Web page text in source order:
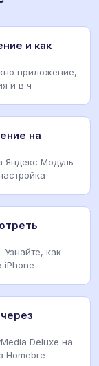
и как
приложение,
и в ч
на
Яндекс Модуль
Узнайте, как
iPhone
Deluxe на
Homebre